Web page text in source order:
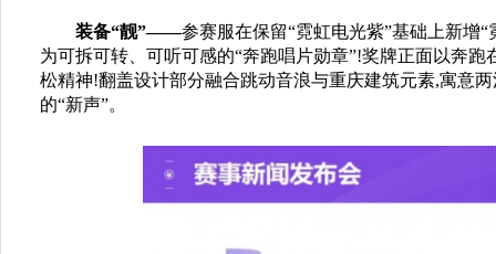
装备“靓”——参赛服在保留“霓虹电光紫”基础上新增
为可拆可转、可听可感的“奔跑唱片勋章”!奖牌正面以奔
松精神!翻盖设计部分融合跳动音浪与重庆建筑元素,寓意
的“新声”。